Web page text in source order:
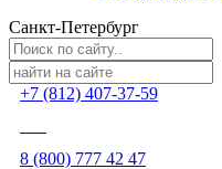
Санкт-Петербург
+7 (812) 407-37-59
8 (800) 777 42 47